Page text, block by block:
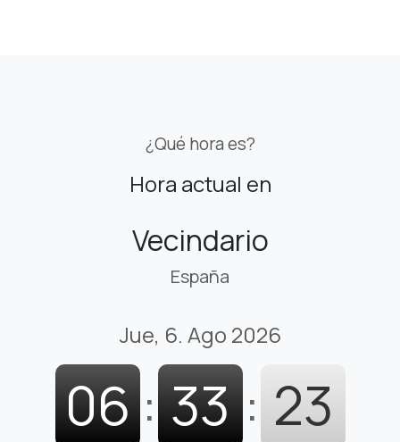
¿Qué hora es?
Hora actual en
Vecindario
España
Jue, 6. Ago 2026
06 : 33 : 24